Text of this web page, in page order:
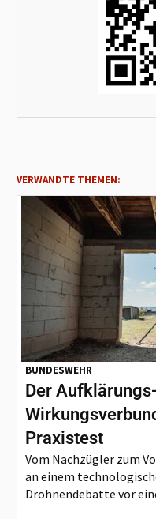
VERWANDTE THEMEN:
BUNDESWEHR
Der
Praxistest
Vom Nachzügler zum
an einem
Drohnendebatte vor